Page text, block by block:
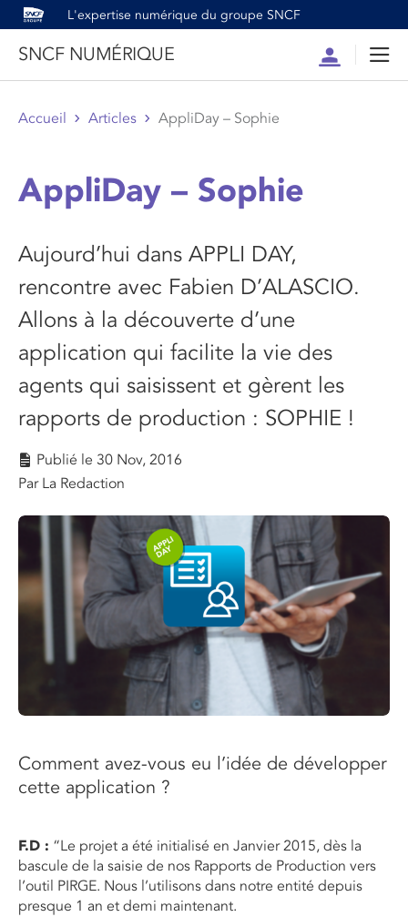
L'expertise numérique du groupe SNCF
SNCF NUMÉRIQUE
Compte
Accueil Articles AppliDay – Sophie
AppliDay – Sophie
Aujourd’hui dans APPLI DAY,
rencontre avec Fabien D’ALASCIO.
Allons à la découverte d’une
application qui facilite la vie des
agents qui saisissent et gèrent les
rapports de production : SOPHIE !
Publié le 30 Nov, 2016
Par La Redaction
Comment avez-vous eu l’idée de développer
cette application ?
F.D : “Le projet a été initialisé en Janvier 2015, dès la
bascule de la saisie de nos Rapports de Production vers
l’outil PIRGE. Nous l’utilisons dans notre entité depuis
presque 1 an et demi maintenant.